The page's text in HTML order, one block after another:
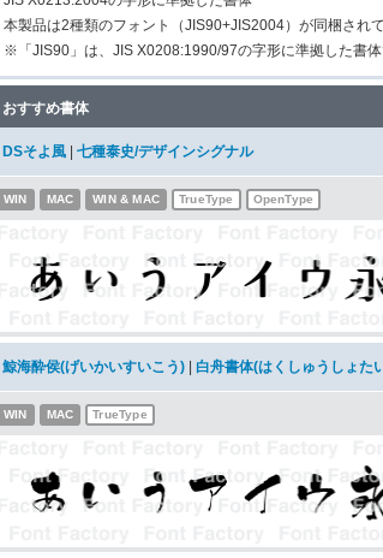
本製品は2種類のフォント（JIS90+JIS2004）が同梱され
※「JIS90」は、JIS X0208:1990/97の字形に準拠した書
おすすめ書体
DSそよ風 七種泰史/デザインシグナル
WIN MAC WIN & MAC TrueType OpenType
鯨海酔侯(げいかいすいこう) 白舟書体(はくしゅうしょた
WIN MAC TrueType